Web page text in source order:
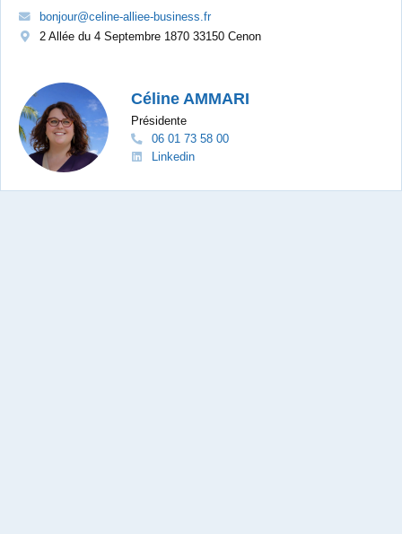
bonjour@celine-alliee-business.fr
2 Allée du 4 Septembre 1870 33150 Cenon
Céline AMMARI
Présidente
06 01 73 58 00
Linkedin